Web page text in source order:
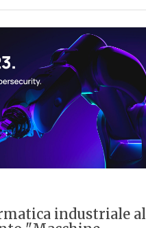
industriale al